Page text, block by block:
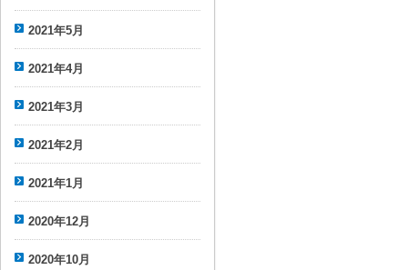
2021年5月
2021年4月
2021年3月
2021年2月
2021年1月
2020年12月
2020年10月